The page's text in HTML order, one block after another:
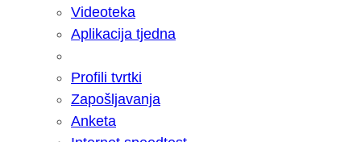
razvoja donijelo tanje i izdržljivije
Videoteka
Aplikacija tjedna
Profili tvrtki
Zapošljavanja
Anketa